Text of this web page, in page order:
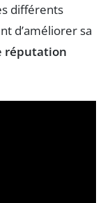
différents
d’améliorer sa
réputation